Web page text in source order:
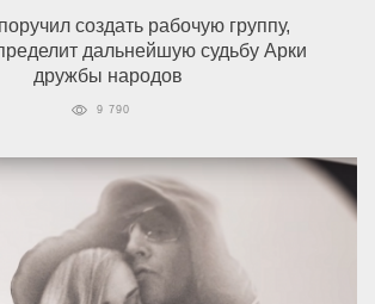
создать рабочую группу,
дальнейшую судьбу Арки
дружбы народов
9 790